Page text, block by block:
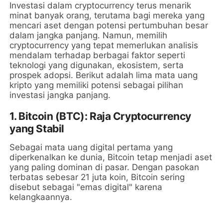
Investasi dalam cryptocurrency terus menarik
minat banyak orang, terutama bagi mereka yang
mencari aset dengan potensi pertumbuhan besar
dalam jangka panjang. Namun, memilih
cryptocurrency yang tepat memerlukan analisis
mendalam terhadap berbagai faktor seperti
teknologi yang digunakan, ekosistem, serta
prospek adopsi. Berikut adalah lima mata uang
kripto yang memiliki potensi sebagai pilihan
investasi jangka panjang.
1. Bitcoin (BTC): Raja Cryptocurrency
yang Stabil
Sebagai mata uang digital pertama yang
diperkenalkan ke dunia, Bitcoin tetap menjadi aset
yang paling dominan di pasar. Dengan pasokan
terbatas sebesar 21 juta koin, Bitcoin sering
disebut sebagai "emas digital" karena
kelangkaannya.